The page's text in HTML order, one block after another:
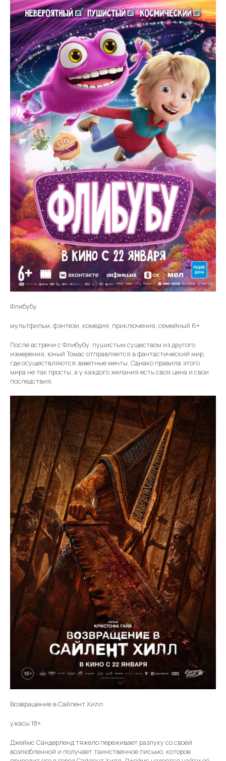
Флибубу
мультфильм, фэнтези, комедия, приключения, семейный 6+
После встречи с Флибубу, пушистым существом из другого
измерения, юный Томас отправляется в фантастический мир,
где осуществляются заветные мечты. Однако правила этого
мира не так просты, а у каждого желания есть своя цена и свои
последствия.
Возвращение в Сайлент Хилл
ужасы 18+
Джеймс Сандерленд тяжело переживает разлуку со своей
возлюбленной и получает таинственное письмо, которое